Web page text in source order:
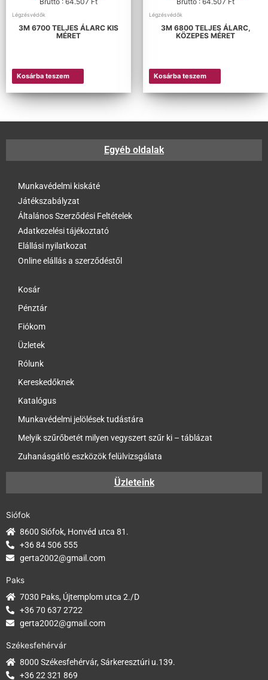
Légzésvédők
3M 6700 TELJES ÁLARC KIS
MÉRET
Kosárba teszem
Légzésvédők
3M 6800 TELJES ÁLARC,
KÖZEPES MÉRET
Kosárba teszem
Egyéb oldalak
Munkavédelmi kiskáté
Játékszabályzat
Általános Szerződési Feltételek
Adatkezelési tájékoztató
Elállási nyilatkozat
Online elállás a szerződéstől
Kosár
Pénztár
Fiókom
Üzletek
Rólunk
Kereskedőknek
Katalógus
Munkavédelmi jelölések tudástára
Melyik szűrőbetét milyen vegyszert szűr ki – táblázat
Zuhanásgátló eszközök felülvizsgálata
Üzleteink
Siófok
8600 Siófok, Honvéd utca 81.
+36 84 506 555
gerta2002@gmail.com
Paks
7030 Paks, Újtemplom utca 2./D
+36 70 637 2722
gerta2002@gmail.com
Székesfehérvár
8000 Székesfehérvár, Sárkeresztúri u.139.
+36 22 321 869